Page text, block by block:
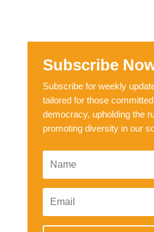
Subscribe
Subscribe for weekly
tailored for those
democracy, upholding the
promoting diversity in our